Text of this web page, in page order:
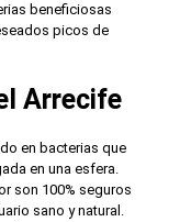
beneficiosas
picos de
Arrecife
en bacterias que
en una esfera.
son 100% seguros
sano y natural.